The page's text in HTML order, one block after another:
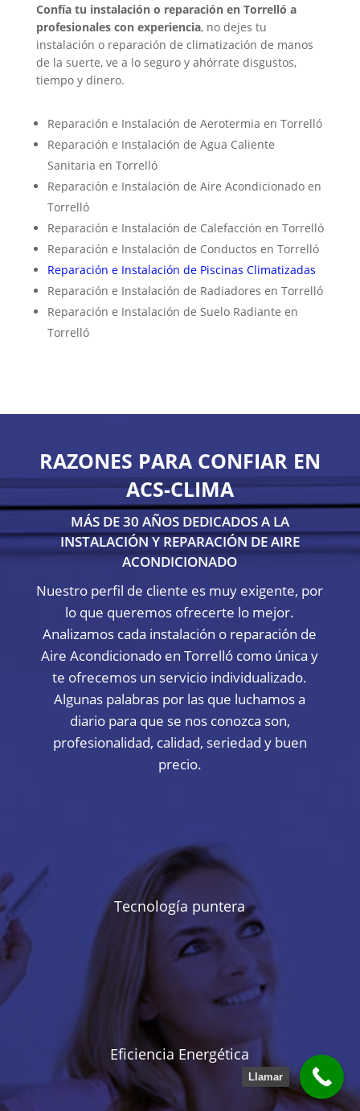
Confía tu instalación o reparación en Torrelló a
profesionales con experiencia, no dejes tu
instalación o reparación de climatización de manos
de la suerte, ve a lo seguro y ahórrate disgustos,
tiempo y dinero.
Reparación e Instalación de Aerotermia en Torrelló
Reparación e Instalación de Agua Caliente
Sanitaria en Torrelló
Reparación e Instalación de Aire Acondicionado en
Torrelló
Reparación e Instalación de Calefacción en Torrelló
Reparación e Instalación de Conductos en Torrelló
Reparación e Instalación de Piscinas Climatizadas
Reparación e Instalación de Radiadores en Torrelló
Reparación e Instalación de Suelo Radiante en
Torrelló
RAZONES PARA CONFIAR EN
ACS-CLIMA
MÁS DE 30 AÑOS DEDICADOS A LA
INSTALACIÓN Y REPARACIÓN DE AIRE
ACONDICIONADO
Nuestro perfil de cliente es muy exigente, por
lo que queremos ofrecerte lo mejor.
Analizamos cada instalación o reparación de
Aire Acondicionado en Torrelló como única y
te ofrecemos un servicio individualizado.
Algunas palabras por las que luchamos a
diario para que se nos conozca son,
profesionalidad, calidad, seriedad y buen
precio.
Tecnología puntera
Eficiencia Energética
Llamar